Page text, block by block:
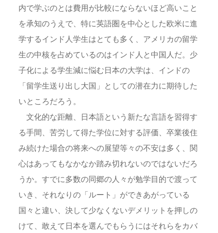
内で学ぶのとは費用が比較にならないほど高いこと
を承知のうえで、特に英語圏を中心とした欧米に進
学するインド人学生はとても多く、アメリカの留学
生の中核を占めているのはインド人と中国人だ。少
子化による学生減に悩む日本の大学は、インドの
「留学生送り出し大国」としての潜在力に期待した
いところだろう。
文化的な距離、日本語という新たな言語を習得す
る手間、苦労して得た学位に対する評価、卒業後住
み続けた場合の将来への展望等々の不安は多く、関
心はあってもなかなか踏み切れないのではないだろ
うか。すでに多数の同郷の人々が勉学目的で渡って
いき、それなりの「ルート」ができあがっている
国々と違い、決して少なくないデメリットを押しの
けて、敢えて日本を選んでもらうにはそれらをカバ